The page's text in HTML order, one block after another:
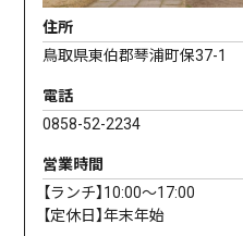
住所
鳥取県東伯郡琴浦町保37-1
電話
0858-52-2234
営業時間
【ランチ】10:00～17:00
【定休日】年末年始